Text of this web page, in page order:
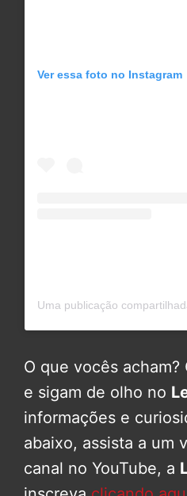
Ver essa foto no Instagram
O que vocês
e sigam de olho no
informações e
abaixo, assista a um
canal no YouTube, a